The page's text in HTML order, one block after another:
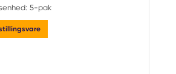
5-pak